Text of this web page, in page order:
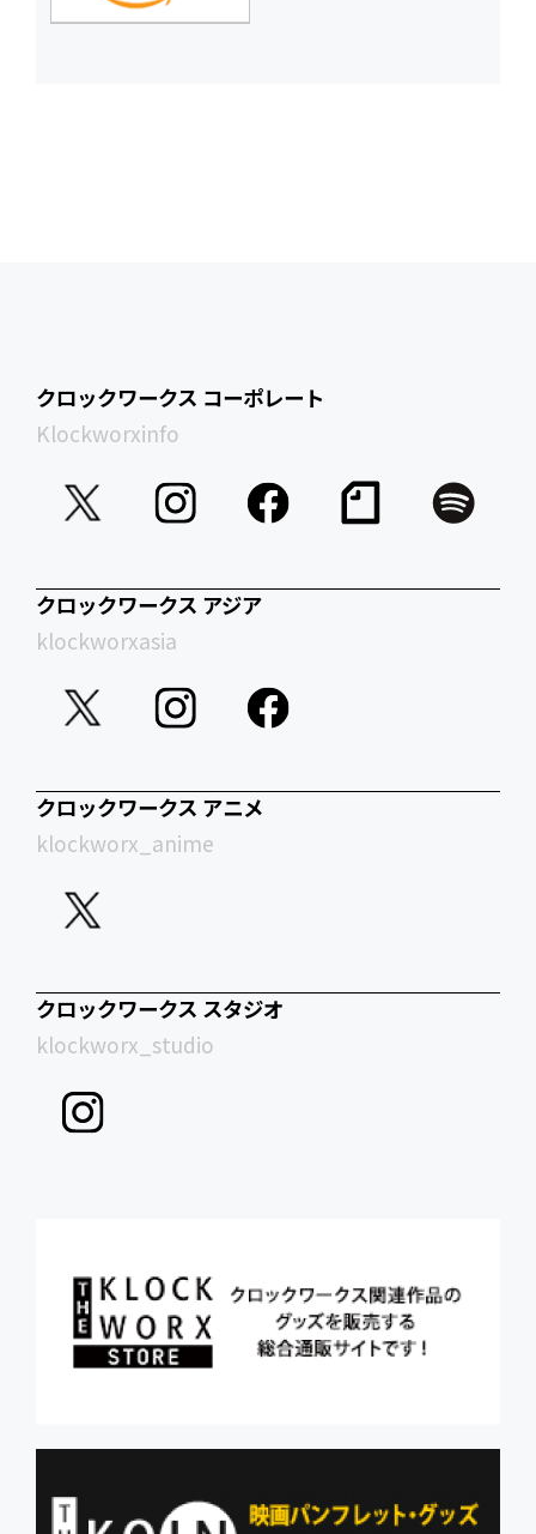
クロックワークス コーポレート
Klockworxinfo
クロックワークス アジア
klockworxasia
クロックワークス アニメ
klockworx_anime
クロックワークス スタジオ
klockworx_studio